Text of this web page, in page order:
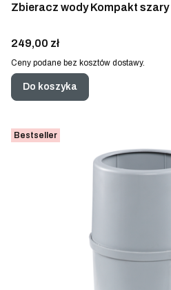
Zbieracz wody Kompakt szary
Cena
249,00 zł
Ceny podane bez kosztów dostawy.
Do koszyka
Bestseller